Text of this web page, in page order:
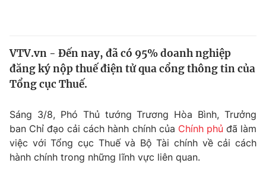
Thế giới
Thế giới đó đây
Câu chuyện quốc tế
Kinh tế
Tài chính
Thị trường
Dữ liệu và đời sống
VTV.vn - Đến nay, đã có 95% doanh nghiệp
đăng ký nộp thuế điện tử qua cổng thông tin của
Tổng cục Thuế.
Sáng 3/8, Phó Thủ tướng Trương Hòa Bình, Trưởng
ban Chỉ đạo cải cách hành chính của Chính phủ đã làm
việc với Tổng cục Thuế và Bộ Tài chính về cải cách
hành chính trong những lĩnh vực liên quan.